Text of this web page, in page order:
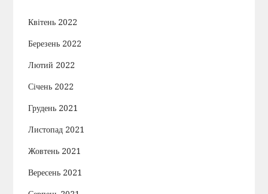
Квітень 2022
Березень 2022
Лютий 2022
Січень 2022
Грудень 2021
Листопад 2021
Жовтень 2021
Вересень 2021